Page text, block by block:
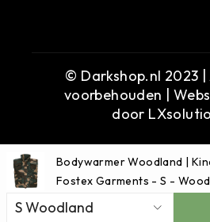
© Darkshop.nl 2023 |
voorbehouden |
door
Bodywarmer Woodland |
Fostex Garments - S -